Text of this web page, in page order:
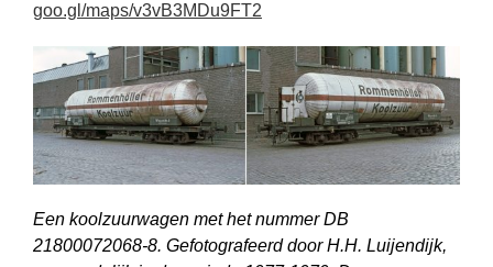
goo.gl/maps/v3vB3MDu9FT2
Een koolzuurwagen met het nummer DB
21800072068-8. Gefotografeerd door H.H. Luijendijk,